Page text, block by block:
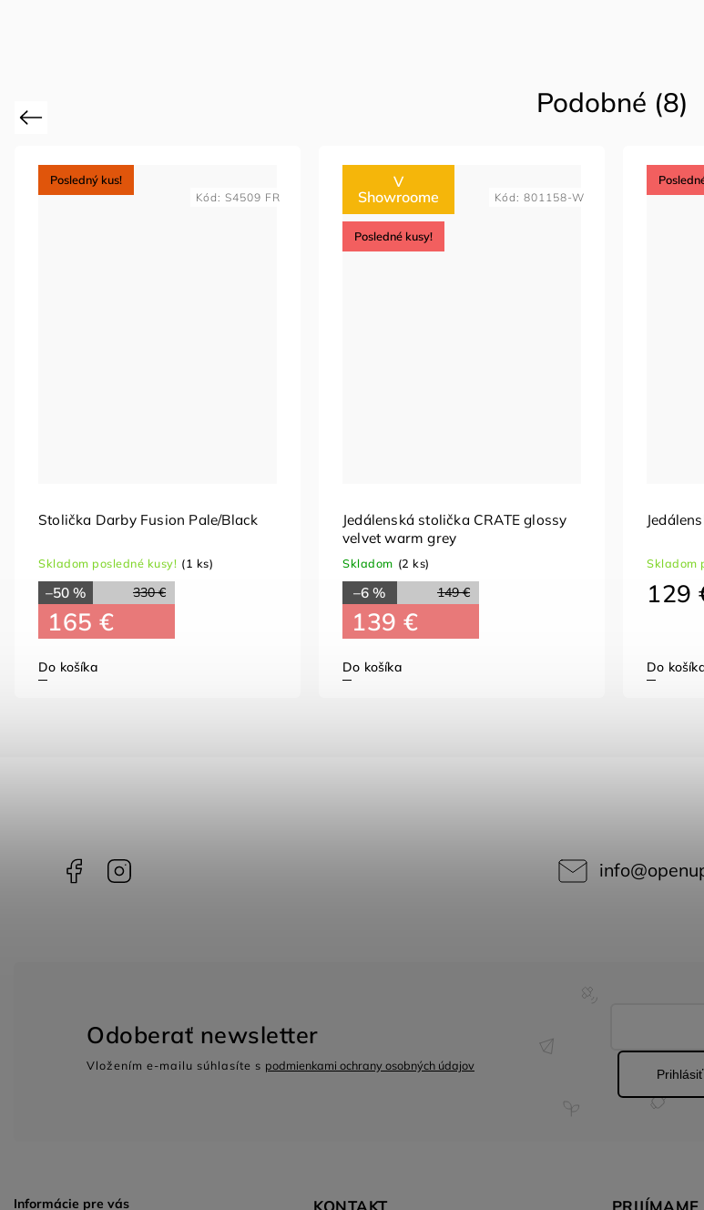
Podobné (8)
Previous
Posledný kus!
Stolička Darby Fusion Pale/Black
Skladom posledné kusy! (1 ks)
330 €
–50 %
165 €
Do košíka
Kód: S4509 FR
V
Showroome
Posledné kusy!
Jedálenská stolička CRATE glossy
velvet warm grey
Skladom (2 ks)
149 €
–6 %
139 €
Do košíka
Kód: 801158-W
Skladom
129
Do
Facebook info@
Informácie pre vás
Odoberať newsletter
Vložením e-mailu súhlasíte s podmienkami ochrany osobných údajov